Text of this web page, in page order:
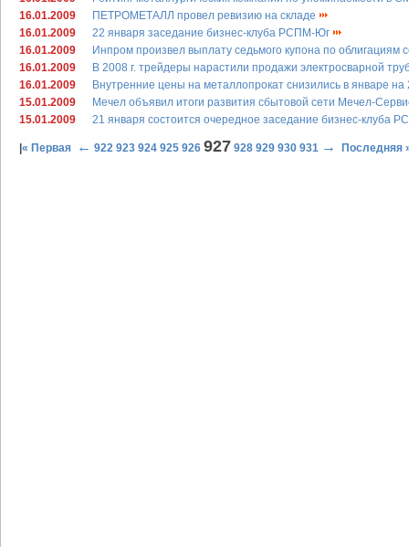
16.01.2009
ПЕТРОМЕТАЛЛ провел ревизию на складе
16.01.2009
22 января заседание бизнес-клуба РСПМ-Юг
16.01.2009
Инпром произвел выплату седьмого купона по облигациям
16.01.2009
В 2008 г. трейдеры нарастили продажи электросварной
16.01.2009
Внутренние цены на металлопрокат снизились в январе
15.01.2009
Мечел объявил итоги развития сбытовой сети Мечел-
15.01.2009
21 января состоится очередное заседание бизнес-клуба
« Первая ← 922 923 924 925 926 927 928 929 930 931 → Последняя